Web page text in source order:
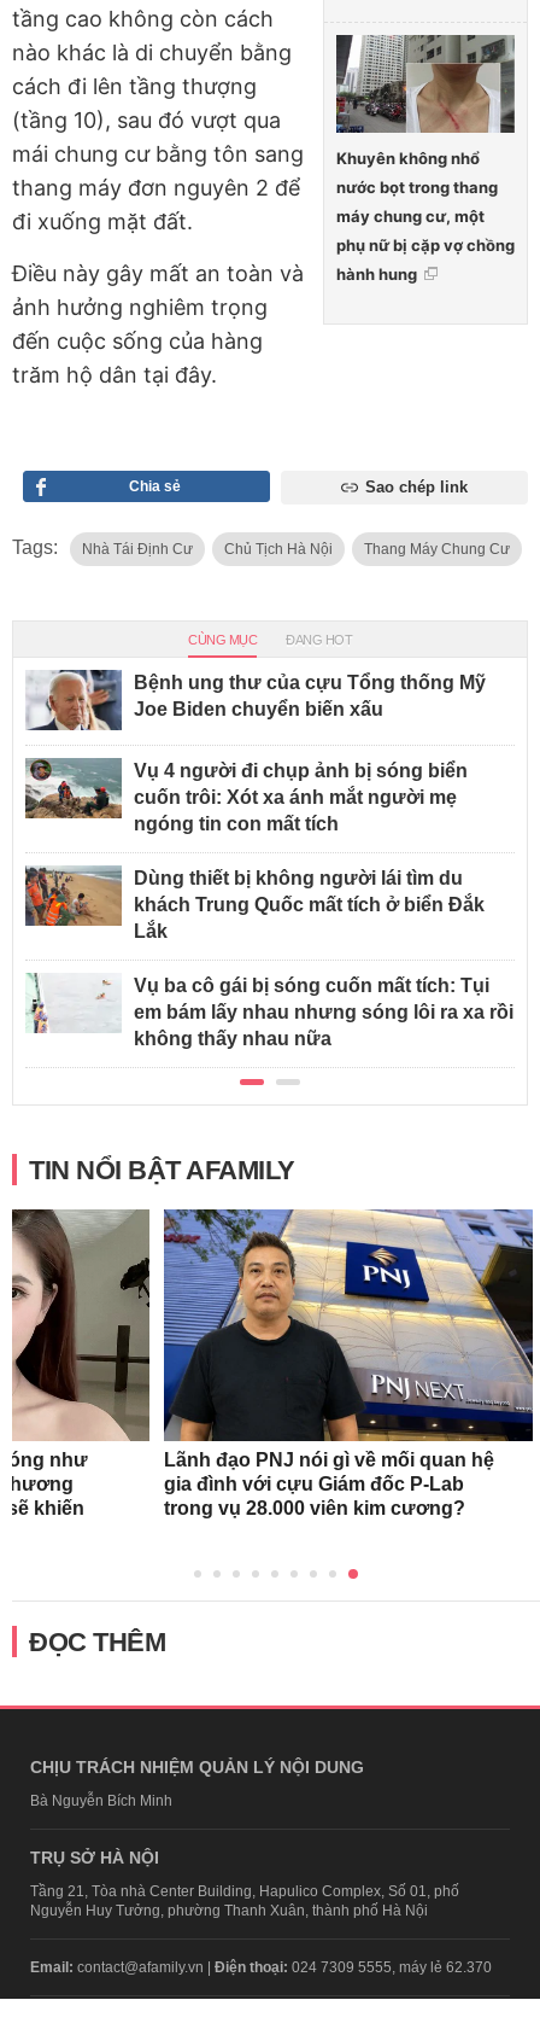
Khuyên không nhổ
nước bọt trong thang
máy chung cư, một
phụ nữ bị cặp vợ chồng
hành hung
tầng cao không còn cách
nào khác là di chuyển bằng
cách đi lên tầng thượng
(tầng 10), sau đó vượt qua
mái chung cư bằng tôn sang
thang máy đơn nguyên 2 để
đi xuống mặt đất.
Điều này gây mất an toàn và
ảnh hưởng nghiêm trọng
đến cuộc sống của hàng
trăm hộ dân tại đây.
Chia sẻ Sao chép link
Tags: Nhà Tái Định Cư Chủ Tịch Hà Nội Thang Máy Chung Cư
CÙNG MỤC ĐANG HOT
Bệnh ung thư của cựu Tổng thống Mỹ
Joe Biden chuyển biến xấu
Vụ 4 người đi chụp ảnh bị sóng biển
cuốn trôi: Xót xa ánh mắt người mẹ
ngóng tin con mất tích
Dùng thiết bị không người lái tìm du
khách Trung Quốc mất tích ở biển Đắk
Lắk
Vụ ba cô gái bị sóng cuốn mất tích: Tụi
em bám lấy nhau nhưng sóng lôi ra xa rồi
không thấy nhau nữa
TIN NỔI BẬT AFAMILY
như
hương
sẽ khiến
Lãnh đạo PNJ nói gì về mối quan hệ
gia đình với cựu Giám đốc P-Lab
trong vụ 28.000 viên kim cương?
ĐỌC THÊM
CHỊU TRÁCH NHIỆM QUẢN LÝ NỘI DUNG
Bà Nguyễn Bích Minh
TRỤ SỞ HÀ NỘI
Tầng 21, Tòa nhà Center Building, Hapulico Complex, Số 01, phố
Nguyễn Huy Tưởng, phường Thanh Xuân, thành phố Hà Nội
Email: contact@afamily.vn | Điện thoại: 024 7309 5555, máy lẻ 62.370